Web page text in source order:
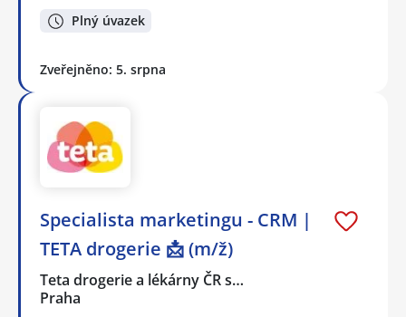
Plný úvazek
Zveřejněno: 5. srpna
Specialista marketingu - CRM |
TETA drogerie 📩 (m/ž)
Teta drogerie a lékárny ČR s…
Praha